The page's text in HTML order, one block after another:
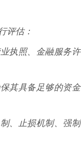
评估：
执照、金融服务许
其具备足够的资金
、止损机制、强制